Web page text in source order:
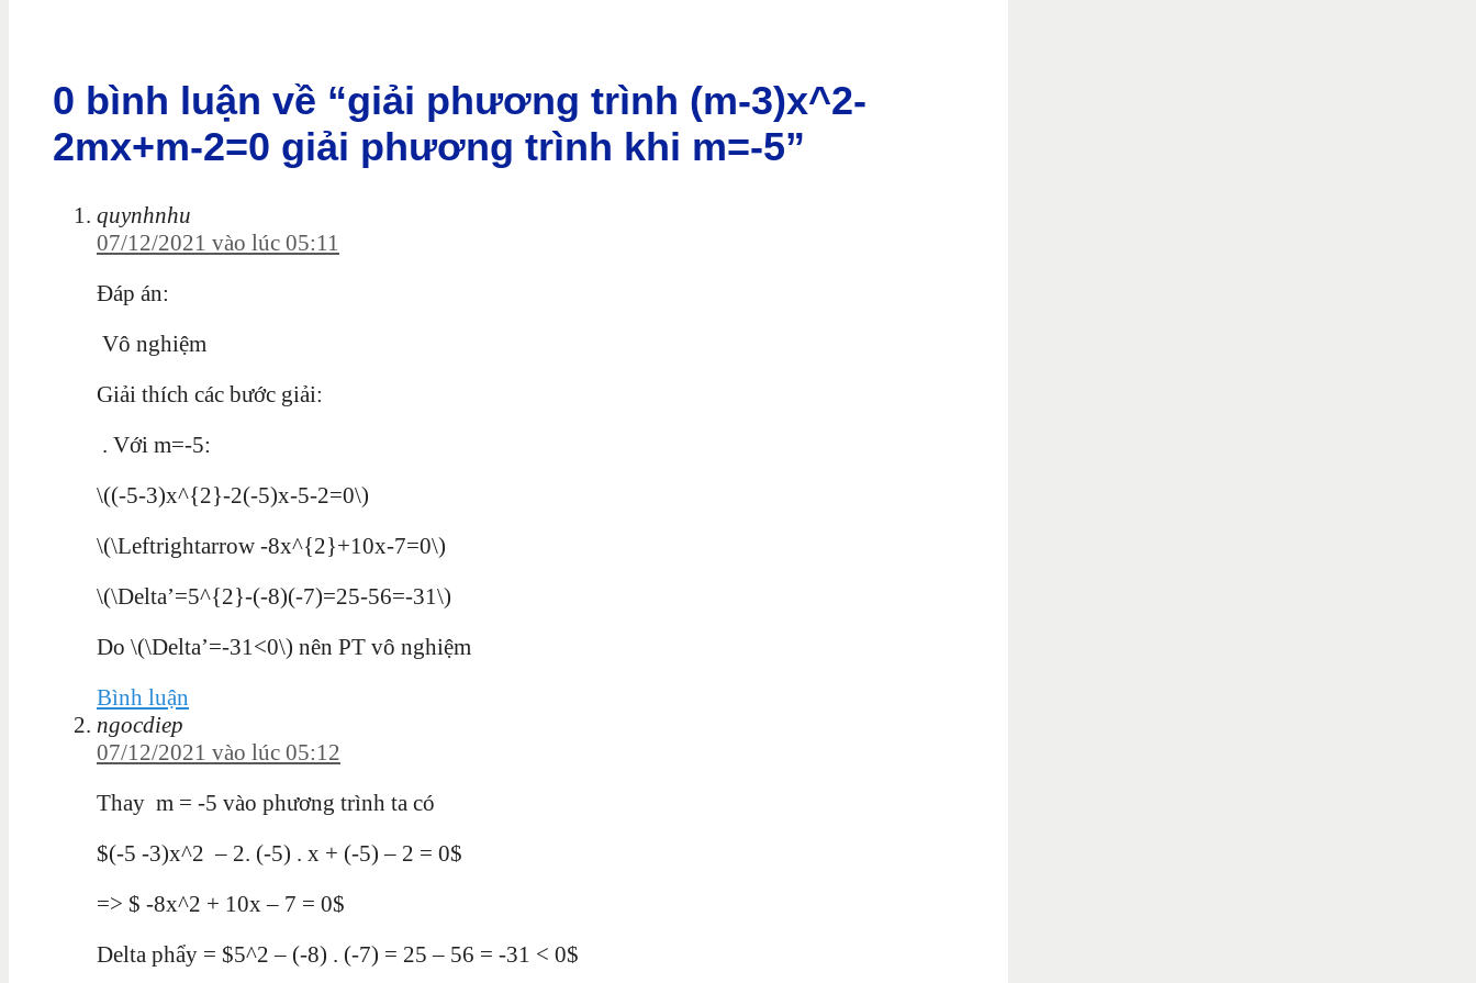
0 bình luận về “giải phương trình (m-3)x^2-
2mx+m-2=0 giải phương trình khi m=-5”
quynhnhu
07/12/2021 vào lúc 05:11
Đáp án:
Vô nghiệm
Giải thích các bước giải:
. Với m=-5:
\((-5-3)x^{2}-2(-5)x-5-2=0\)
\(\Leftrightarrow -8x^{2}+10x-7=0\)
\(\Delta’=5^{2}-(-8)(-7)=25-56=-31\)
Do \(\Delta’=-31<0\) nên PT vô nghiệm
Bình luận
ngocdiep
07/12/2021 vào lúc 05:12
Thay m = -5 vào phương trình ta có
$(-5 -3)x^2 – 2. (-5) . x + (-5) – 2 = 0$
=> $ -8x^2 + 10x – 7 = 0$
Delta phẩy = $5^2 – (-8) . (-7) = 25 – 56 = -31 < 0$